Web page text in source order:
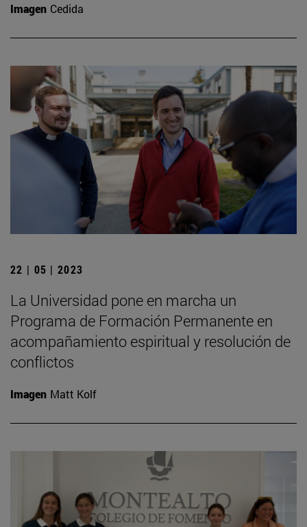
Imagen Cedida
22 | 05 | 2023
La Universidad pone en marcha un
Programa de Formación Permanente en
acompañamiento espiritual y resolución de
conflictos
Imagen Matt Kolf